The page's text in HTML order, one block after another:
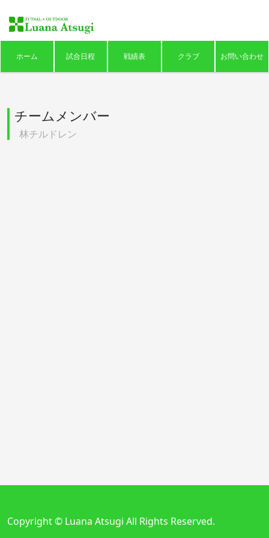
ホーム 試合日程 戦績表 クラブ お問い合わせ
チームメンバー
林チルドレン
Copyright © Luana Atsugi All Rights Reserved.